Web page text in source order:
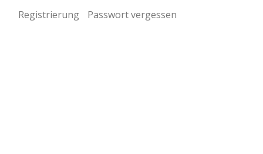
Registrierung Passwort vergessen